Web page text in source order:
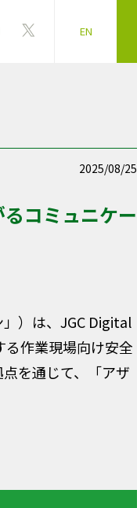
EN
2025/08/25
コミュニケー
）は、JGC Digital
作業現場向け安全
を通じて、「アザ